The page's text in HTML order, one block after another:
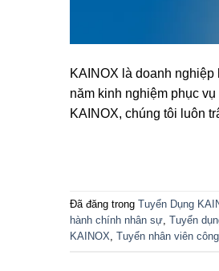
KAINOX là doanh
năm kinh nghiệm phục
KAINOX, chúng tôi luôn
Đã đăng trong Tuyển Dụng
hành chính nhân sự, Tuyển
KAINOX, Tuyển nhân viên